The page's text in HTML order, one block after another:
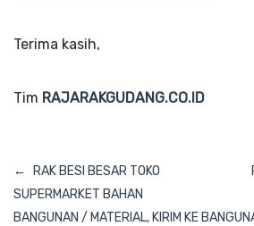
Terima kasih,
Tim RAJARAKGUDANG.CO.ID
Navigasi
pos
RAK BESI BESAR TOKO
SUPERMARKET BAHAN
BANGUNAN / MATERIAL, KIRIM KE